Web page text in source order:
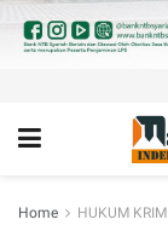
Home HUKUM